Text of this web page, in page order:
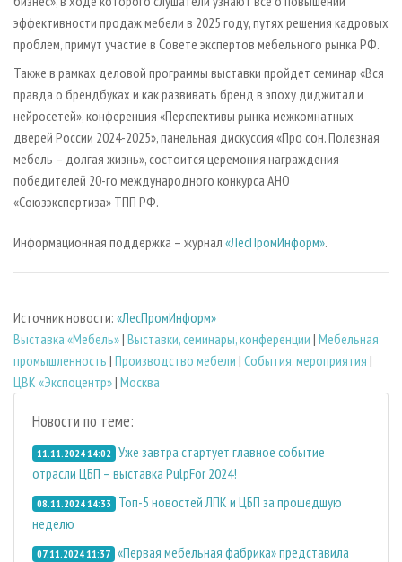
эффективности продаж мебели в 2025 году, путях решения кадровых
проблем, примут участие в Совете экспертов мебельного рынка РФ.
Также в рамках деловой программы выставки пройдет семинар «Вся
правда о брендбуках и как развивать бренд в эпоху диджитал и
нейросетей», конференция «Перспективы рынка межкомнатных
дверей России 2024-2025», панельная дискуссия «Про сон. Полезная
мебель – долгая жизнь», состоится церемония награждения
победителей 20-го международного конкурса АНО
«Союзэкспертиза» ТПП РФ.
Информационная поддержка – журнал «ЛесПромИнформ».
Источник новости: «ЛесПромИнформ»
Выставка «Мебель»| Выставки, семинары, конференции | Мебельная
промышленность | Производство мебели | События, мероприятия |
ЦВК «Экспоцентр»| Москва
Новости по теме:
11.11.2024 14:02 Уже завтра стартует главное событие
отрасли ЦБП – выставка PulpFor 2024!
08.11.2024 14:33
Топ-5 новостей ЛПК и ЦБП за прошедшую
неделю
07.11.2024 11:37 «Первая мебельная фабрика» представила